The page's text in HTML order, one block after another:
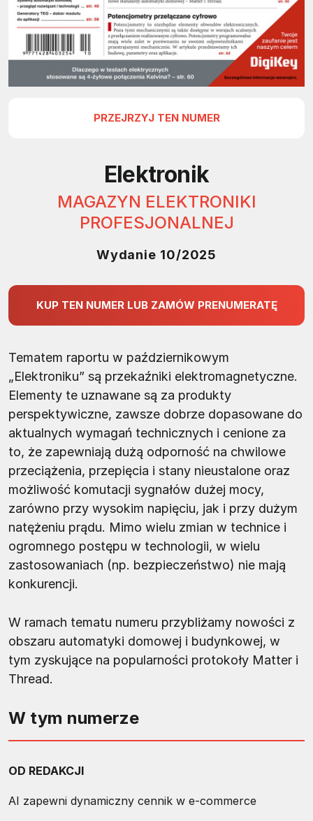
PRZEJRZYJ TEN NUMER
Elektronik
MAGAZYN ELEKTRONIKI
PROFESJONALNEJ
Wydanie 10/2025
KUP TEN NUMER LUB ZAMÓW PRENUMERATĘ
Tematem raportu w październikowym
„Elektroniku” są przekaźniki elektromagnetyczne.
Elementy te uznawane są za produkty
perspektywiczne, zawsze dobrze dopasowane do
aktualnych wymagań technicznych i cenione za
to, że zapewniają dużą odporność na chwilowe
przeciążenia, przepięcia i stany nieustalone oraz
możliwość komutacji sygnałów dużej mocy,
zarówno przy wysokim napięciu, jak i przy dużym
natężeniu prądu. Mimo wielu zmian w technice i
ogromnego postępu w technologii, w wielu
zastosowaniach (np. bezpieczeństwo) nie mają
konkurencji.
W ramach tematu numeru przybliżamy nowości z
obszaru automatyki domowej i budynkowej, w
tym zyskujące na popularności protokoły Matter i
Thread.
W tym numerze
OD REDAKCJI
AI zapewni dynamiczny cennik w e-commerce